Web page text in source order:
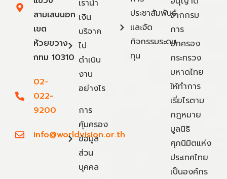
สามเสนนอก
เขต
ห้วยขวาง
กทม 10310
02-
022-
9200
info@worldvision.or.th
เรานำ
เงิน
บริจาค
ไป
ดำเนิน
งาน
อย่างไร
การ
คุ้มครอง
ข้อมูล
ส่วน
บุคคล
ประชาสัมพันธ์
และจัด
กิจกรรมระดม
ทุน
จากกรม
การ
ปกครอง
กระทรวง
มหาดไทย
ให้ทำการ
เรี่ยไรตาม
กฎหมาย
มูลนิธิ
ศุภนิมิตแห่ง
ประเทศไทย
เป็นองค์กร